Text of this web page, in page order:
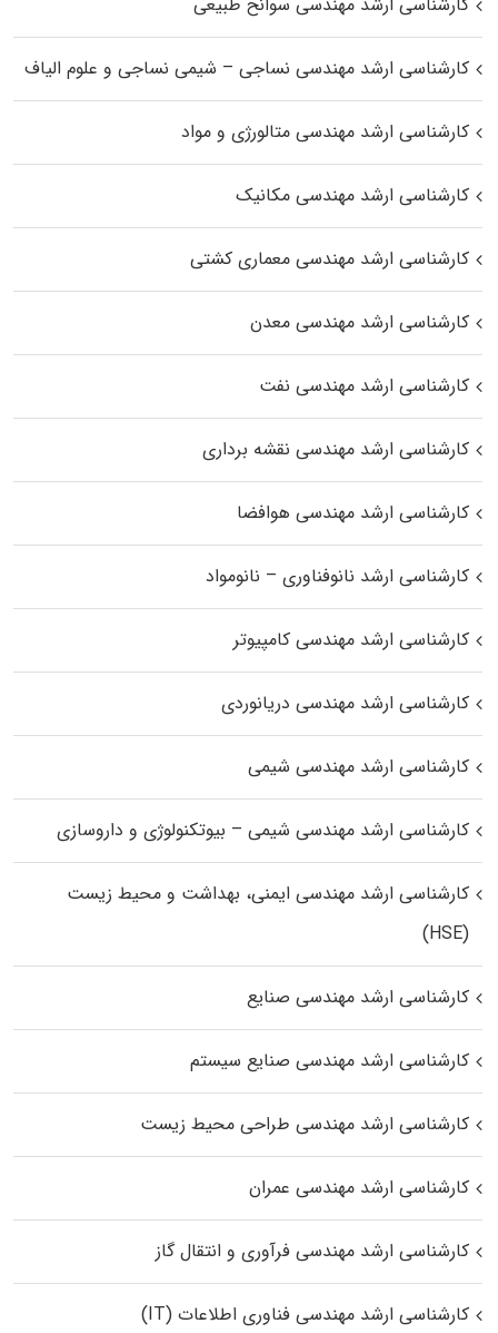
کارشناسی ارشد مهندسی نساجی – شیمی نساجی و علوم الیاف
کارشناسی ارشد مهندسی متالورژی و مواد
کارشناسی ارشد مهندسی مکانیک
کارشناسی ارشد مهندسی معماری کشتی
کارشناسی ارشد مهندسی معدن
کارشناسی ارشد مهندسی نفت
کارشناسی ارشد مهندسی نقشه برداری
کارشناسی ارشد مهندسی هوافضا
کارشناسی ارشد نانوفناوری – نانومواد
کارشناسی ارشد مهندسی کامپیوتر
کارشناسی ارشد مهندسی دریانوردی
کارشناسی ارشد مهندسی شیمی
کارشناسی ارشد مهندسی شیمی – بیوتکنولوژی و داروسازی
کارشناسی ارشد مهندسی ایمنی، بهداشت و محیط زیست
(HSE)
کارشناسی ارشد مهندسی صنایع
کارشناسی ارشد مهندسی صنایع سیستم
کارشناسی ارشد مهندسی طراحی محیط زیست
کارشناسی ارشد مهندسی عمران
کارشناسی ارشد مهندسی فرآوری و انتقال گاز
کارشناسی ارشد مهندسی فناوری اطلاعات (IT)